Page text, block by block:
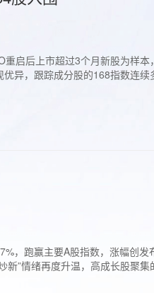
启后上市超过3个月新股为样
异，跟踪成分股的168指数连
，跑赢主要A股指数，涨幅创
”情绪再度升温，高成长股聚